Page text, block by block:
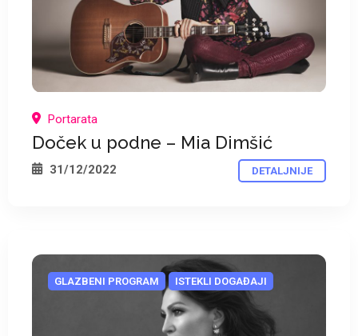
Portarata
Doček u podne – Mia Dimšić
31/12/2022 DETALJNIJE
GLAZBENI PROGRAM ISTEKLI DOGAĐAJI